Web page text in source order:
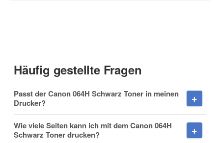
Nachname
Häufig gestellte Fragen
Passt der Canon 064H Schwarz Toner in meinen
Drucker?
Wie viele Seiten kann ich mit dem Canon 064H
Schwarz Toner drucken?